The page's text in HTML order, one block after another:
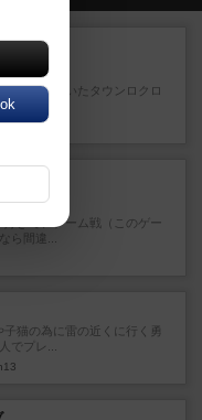
スから出ていたタウンロクロ
イク版...
くるっぽー
好きで、チーム戦（このゲー
ら間違...
子猫の為に雷の近くに行く勇
でプレ...